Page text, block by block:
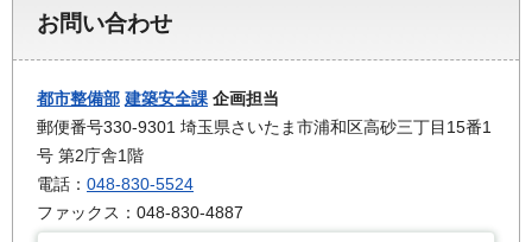
お問い合わせ
都市整備部 建築安全課 企画担当
郵便番号330-9301 埼玉県さいたま市浦和区高砂三丁目15番1
号 第2庁舎1階
電話： 048-830-5524
ファックス：048-830-4887